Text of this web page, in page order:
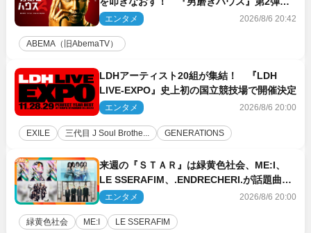
ーチ陣発表
エンタメ 2026/8/6 20:42
ABEMA（旧AbemaTV）
LDHアーティスト20組が集結！ 『LDH
LIVE‐EXPO』史上初の国立競技場で開催決定
エンタメ 2026/8/6 20:00
EXILE 三代目 J Soul Brothe... GENERATIONS
来週の『ＳＴＡＲ』は緑黄色社会、ME:I、
LE SSERAFIM、.ENDRECHERI.が話題曲を
パフォーマンス！
エンタメ 2026/8/6 20:00
緑黄色社会 ME:I LE SSERAFIM